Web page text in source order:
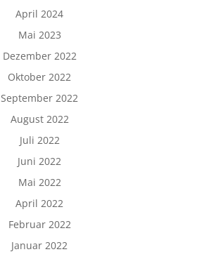
April 2024
Mai 2023
Dezember 2022
Oktober 2022
September 2022
August 2022
Juli 2022
Juni 2022
Mai 2022
April 2022
Februar 2022
Januar 2022